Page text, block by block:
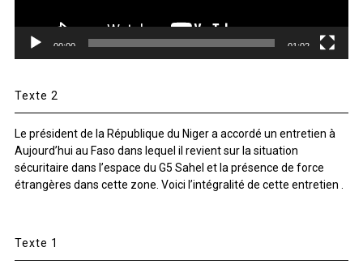
00:00 01:02
Texte 2
Le président de la République du Niger a accordé un entretien à
Aujourd’hui au Faso dans lequel il revient sur la situation
sécuritaire dans l’espace du G5 Sahel et la présence de force
étrangères dans cette zone. Voici l’intégralité de cette entretien .
Texte 1